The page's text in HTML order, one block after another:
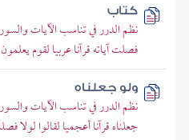
كتاب
نظم الدرر في تناسب الآيات
فصلت آياته قرآنا عربيا لقوم يعلمون
ولو جعلناه
نظم الدرر في تناسب الآيات
جعلناه قرآنا أعجميا لقالوا لولا